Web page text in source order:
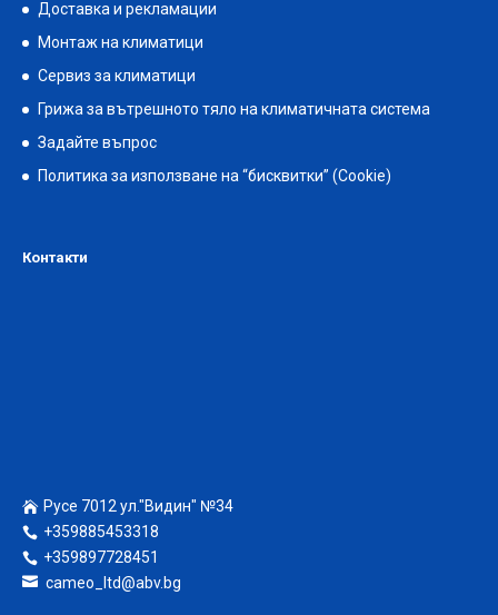
Доставка и рекламации
Монтаж на климатици
Сервиз за климатици
Грижа за вътрешното тяло на климатичната система
Задайте въпрос
Политика за използване на “бисквитки” (Cookie)
Контакти
Русе 7012 ул."Видин" №34
+359885453318
+359897728451
cameo_ltd@abv.bg